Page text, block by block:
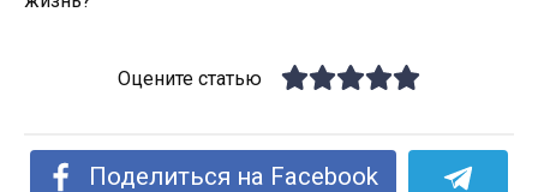
Оцените статью
Поделиться на Facebook